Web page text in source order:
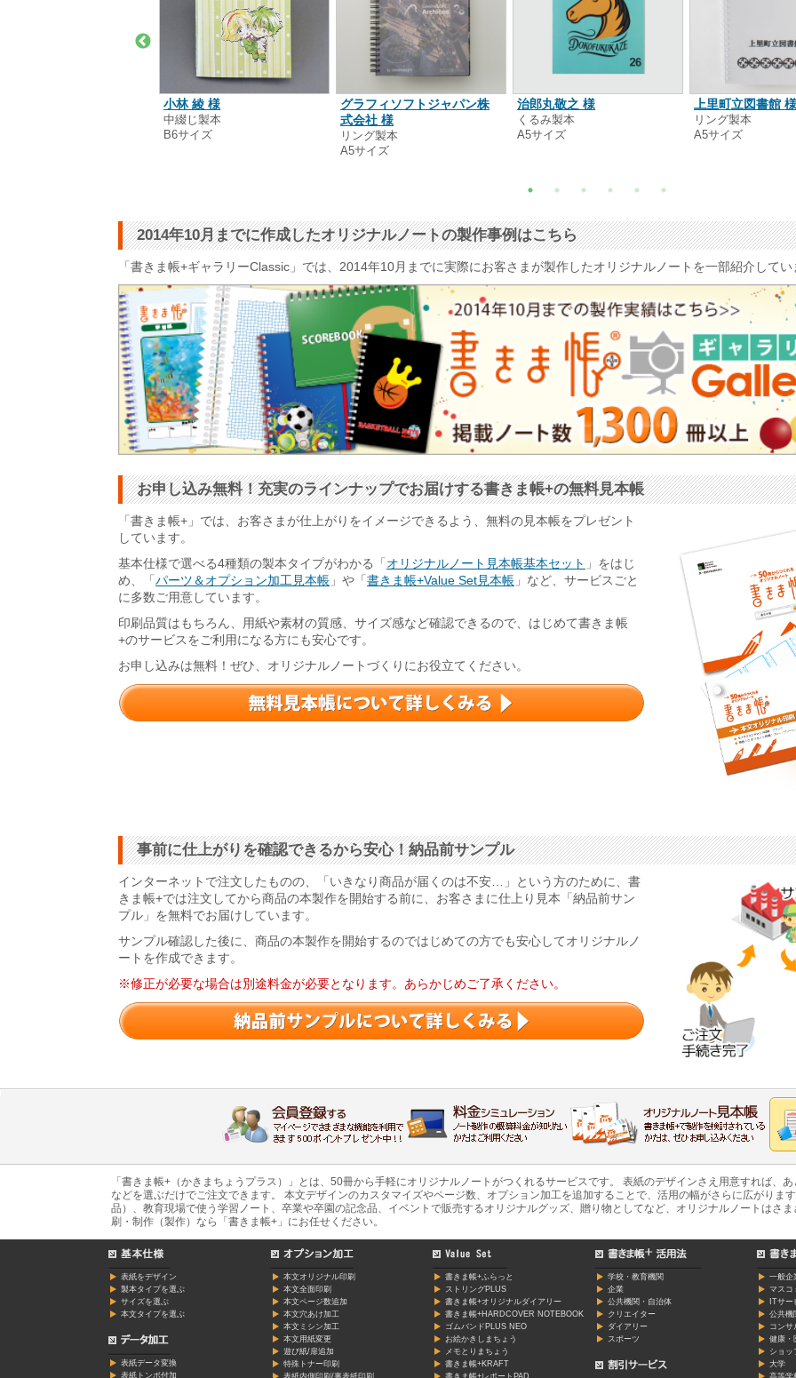
小林 綾 様
中綴じ製本
B6サイズ
グラフィソフトジャパン株
式会社 様
リング製本
A5サイズ
治郎丸敬之 様
くるみ製本
A5サイズ
上里町立図書館
リング製本
A5サイズ
2014年10月までに作成したオリジナルノートの製作事例はこちら
「書きま帳+ギャラリーClassic」では、2014年10月までに実際にお客さまが製作したオリジナルノートを一部紹介してい
お申し込み無料！充実のラインナップでお届けする書きま帳+の無料見本帳
「書きま帳+」では、お客さまが仕上がりをイメージできるよう、無料の見本帳をプレゼント
しています。
基本仕様で選べる4種類の製本タイプがわかる「 オリジナルノート見本帳基本セット 」をはじ
め、「 パーツ＆オプション加工見本帳 」や「 書きま帳+Value Set見本帳 」など、サービスごと
に多数ご用意しています。
印刷品質はもちろん、用紙や素材の質感、サイズ感など確認できるので、はじめて書きま帳
+のサービスをご利用になる方にも安心です。
お申し込みは無料！ぜひ、オリジナルノートづくりにお役立てください。
事前に仕上がりを確認できるから安心！納品前サンプル
インターネットで注文したものの、「いきなり商品が届くのは不安…」という方のために、書
きま帳+では注文してから商品の本製作を開始する前に、お客さまに仕上り見本「納品前サン
プル」を無料でお届けしています。
サンプル確認した後に、商品の本製作を開始するのではじめての方でも安心してオリジナルノ
ートを作成できます。
※修正が必要な場合は別途料金が必要となります。あらかじめご了承ください。
「書きま帳+（かきまちょうプラス）」とは、50冊から手軽にオリジナルノートがつくれるサービスです。 表紙のデザインさえ用意すれば、
などを選ぶだけでご注文できます。 本文デザインのカスタマイズやページ数、オプション加工を追加することで、活用の幅がさらに広がりま
品）、教育現場で使う学習ノート、卒業や卒園の記念品、イベントで販売するオリジナルグッズ、贈り物としてなど、オリジナルノートはさ
刷・制作（製作）なら「書きま帳+」にお任せください。
表紙をデザイン
製本タイプを選ぶ
サイズを選ぶ
本文タイプを選ぶ
表紙データ変換
表紙トンボ付加
本文オリジナル印刷
本文全面印刷
本文ページ数追加
本文穴あけ加工
本文ミシン加工
本文用紙変更
遊び紙/扉追加
特殊トナー印刷
書きま帳+ふらっと
ストリングPLUS
書きま帳+オリジナルダイアリー
書きま帳+HARDCOVER NOTEBOOK
ゴムバンドPLUS NEO
お絵かきしまちょう
メモとりまちょう
書きま帳+KRAFT
学校・教育機関
企業
公共機関・自治体
クリエイター
ダイアリー
スポーツ
一般企
マスコ
ITサ
公共機
コンサ
健康・
ショッ
大学